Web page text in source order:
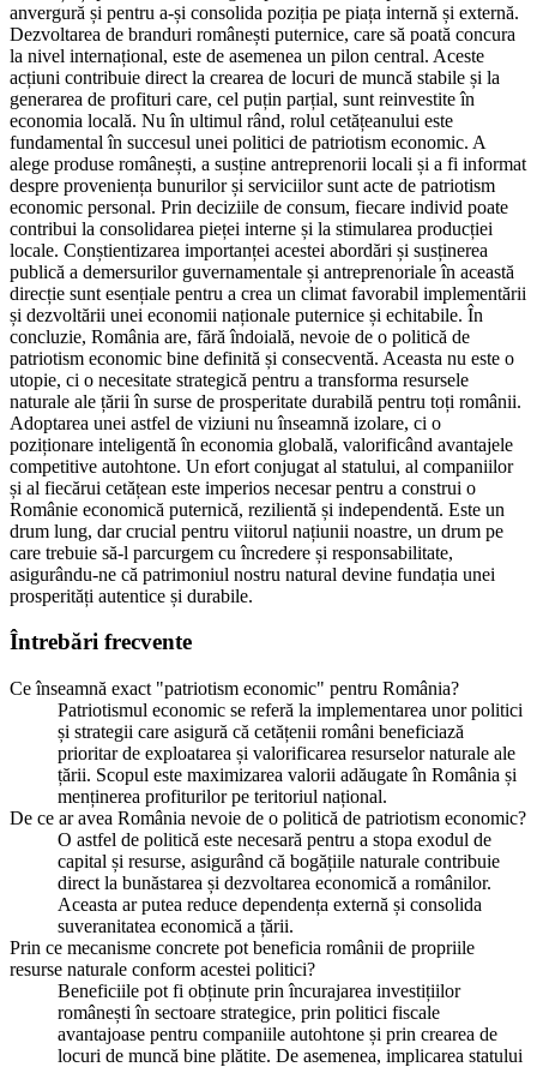
anvergură și pentru a-și consolida poziția pe piața internă și externă.
Dezvoltarea de branduri românești puternice, care să poată concura
la nivel internațional, este de asemenea un pilon central. Aceste
acțiuni contribuie direct la crearea de locuri de muncă stabile și la
generarea de profituri care, cel puțin parțial, sunt reinvestite în
economia locală. Nu în ultimul rând, rolul cetățeanului este
fundamental în succesul unei politici de patriotism economic. A
alege produse românești, a susține antreprenorii locali și a fi informat
despre proveniența bunurilor și serviciilor sunt acte de patriotism
economic personal. Prin deciziile de consum, fiecare individ poate
contribui la consolidarea pieței interne și la stimularea producției
locale. Conștientizarea importanței acestei abordări și susținerea
publică a demersurilor guvernamentale și antreprenoriale în această
direcție sunt esențiale pentru a crea un climat favorabil implementării
și dezvoltării unei economii naționale puternice și echitabile. În
concluzie, România are, fără îndoială, nevoie de o politică de
patriotism economic bine definită și consecventă. Aceasta nu este o
utopie, ci o necesitate strategică pentru a transforma resursele
naturale ale țării în surse de prosperitate durabilă pentru toți românii.
Adoptarea unei astfel de viziuni nu înseamnă izolare, ci o
poziționare inteligentă în economia globală, valorificând avantajele
competitive autohtone. Un efort conjugat al statului, al companiilor
și al fiecărui cetățean este imperios necesar pentru a construi o
Românie economică puternică, rezilientă și independentă. Este un
drum lung, dar crucial pentru viitorul națiunii noastre, un drum pe
care trebuie să-l parcurgem cu încredere și responsabilitate,
asigurându-ne că patrimoniul nostru natural devine fundația unei
prosperități autentice și durabile.
Întrebări frecvente
Ce înseamnă exact "patriotism economic" pentru România?
Patriotismul economic se referă la implementarea unor politici
și strategii care asigură că cetățenii români beneficiază
prioritar de exploatarea și valorificarea resurselor naturale ale
țării. Scopul este maximizarea valorii adăugate în România și
menținerea profiturilor pe teritoriul național.
De ce ar avea România nevoie de o politică de patriotism economic?
O astfel de politică este necesară pentru a stopa exodul de
capital și resurse, asigurând că bogățiile naturale contribuie
direct la bunăstarea și dezvoltarea economică a românilor.
Aceasta ar putea reduce dependența externă și consolida
suveranitatea economică a țării.
Prin ce mecanisme concrete pot beneficia românii de propriile
resurse naturale conform acestei politici?
Beneficiile pot fi obținute prin încurajarea investițiilor
românești în sectoare strategice, prin politici fiscale
avantajoase pentru companiile autohtone și prin crearea de
locuri de muncă bine plătite. De asemenea, implicarea statului